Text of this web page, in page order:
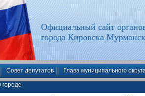
Официальный сайт
города Кировска
Совет депутатов Глава муниципального
городе